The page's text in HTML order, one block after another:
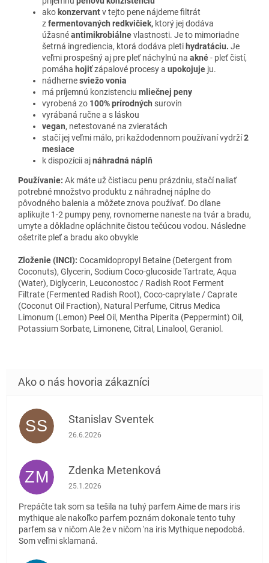
ako konzervantv tejto pene nájdeme filtrát
zfermentovaných redkvičiek, ktorý jej dodáva
úžasnéantimikrobiálnevlastnosti. Je to mimoriadne
šetrná ingrediencia, ktorá dodáva pleti hydratáciu. Je
veľmi prospešný aj pre pleť náchylnú na akné- pleť čistí,
pomáha hojiťzápalové procesy a upokojuje ju.
nádhernesviežo vonia
má príjemnú konzistenciu mliečnej peny
vyrobená zo 100% prírodných surovín
vyrábaná ručne a s láskou
vegan, netestované na zvieratách
stačí jej veľmi málo, pri každodennom používaní vydrží2
mesiace
k dispozícii ajnáhradná náplň
Používanie: Ak máte už čistiacu penu prázdniu, stačí naliať
potrebné množstvo produktu z náhradnej náplne do
pôvodného balenia a môžete znova používať. Do dlane
aplikujte 1-2 pumpy peny, rovnomerne naneste na tvár a bradu,
umyte a dôkladne opláchnite čistou tečúcou vodou. Následne
ošetrite pleť a bradu ako obvykle
Zloženie (INCI): Cocamidopropyl Betaine (Detergent from
Coconuts), Glycerin, Sodium Coco-glucoside Tartrate, Aqua
(Water), Diglycerin, Leuconostoc / Radish Root Ferment
Filtrate (Fermented Radish Root), Coco-caprylate / Caprate
(Coconut Oil Fraction), Natural Perfume, Citrus Medica
Limonum (Lemon) Peel Oil, Mentha Piperita (Peppermint) Oil,
Potassium Sorbate, Limonene, Citral, Linalool, Geraniol.
SS Stanislav Sventek
Hodnotenie obchodu je 5 z 5 hviezdičiek.
26.6.2026
ZM Zdenka Metenková
Hodnotenie obchodu je 1 z 5 hviezdičiek.
25.1.2026
Prepáčte tak som sa tešila na tuhý parfem Aime de mars iris
mythique ale nakoľko parfem poznám dokonale tento tuhy
parfem sa v ničom Ale že v ničom 'na iris Mythique nepodobá.
Som veľmi sklamaná.